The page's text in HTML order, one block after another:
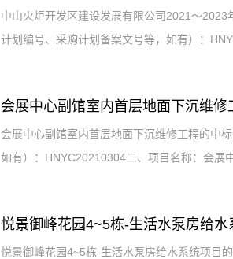
中山火炬开发区建设发展有限公司2021～
计划编号、采购计划备案文号等，如有）：
会展中心副馆室内首层地面下沉维
会展中心副馆室内首层地面下沉维修工程的中
如有）：HNYC20210304二、项目名称：会展
悦景御峰花园4~5栋-生活水泵房给
悦景御峰花园4~5栋-生活水泵房给水系统项目